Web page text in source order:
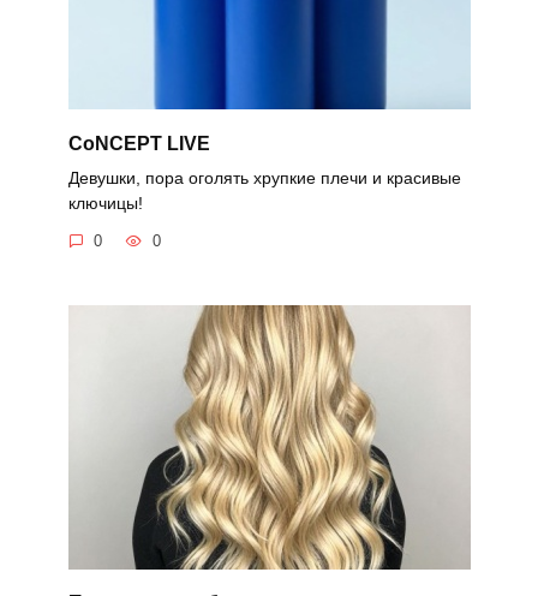
CoNCEPT LIVE
Девушки, пора оголять хрупкие плечи и красивые
ключицы!
0 0